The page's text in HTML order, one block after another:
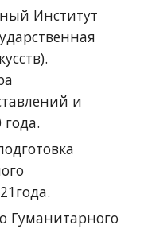
Институт
и
Гуманитарного